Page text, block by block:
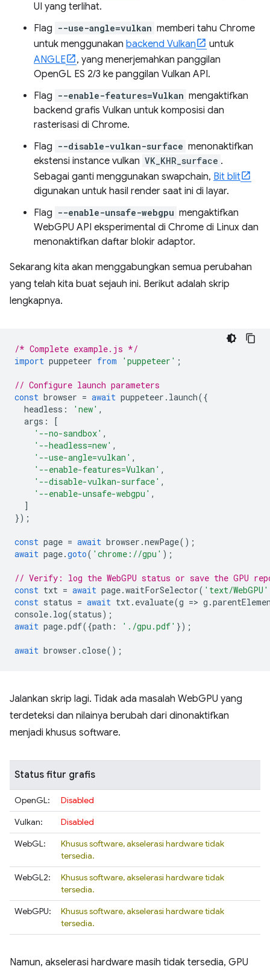
UI yang terlihat.
Flag --use-angle=vulkan memberi tahu Chrome
untuk menggunakan backend Vulkan
untuk
ANGLE
, yang menerjemahkan panggilan
OpenGL ES 2/3 ke panggilan Vulkan API.
Flag --enable-features=Vulkan mengaktifkan
backend grafis Vulkan untuk komposisi dan
rasterisasi di Chrome.
Flag --disable-vulkan-surface menonaktifkan
ekstensi instance vulkan VK_KHR_surface .
Sebagai ganti menggunakan swapchain, Bit blit
digunakan untuk hasil render saat ini di layar.
Flag --enable-unsafe-webgpu mengaktifkan
WebGPU API eksperimental di Chrome di Linux dan
menonaktifkan daftar blokir adaptor.
Sekarang kita akan menggabungkan semua perubahan
yang telah kita buat sejauh ini. Berikut adalah skrip
lengkapnya.
/* Complete example.js */
import puppeteer from 'puppeteer' ;
// Configure launch parameters
const browser = await puppeteer . launch({
headless : 'new' ,
args :
[
'--no-sandbox' ,
'--headless=new' ,
'--use-angle=vulkan' ,
'--enable-features=Vulkan' ,
'--disable-vulkan-surface' ,
'--enable-unsafe-webgpu' ,
]
});
const page = await browser .newPage();
await page.goto( 'chrome://gpu' );
// Verify: log the WebGPU status or save the GPU
const txt = await page.waitForSelector( 'text/WebGPU'
const status = await txt. evaluate(g => g .
console. log(status);
await page.pdf({path : './gpu.pdf' });
await browser .close();
Jalankan skrip lagi. Tidak ada masalah WebGPU yang
terdeteksi dan nilainya berubah dari dinonaktifkan
menjadi khusus software.
Status fitur grafis
OpenGL:
Disabled
Vulkan:
Disabled
WebGL:
Khusus software, akselerasi hardware tidak
tersedia.
WebGL2:
Khusus software, akselerasi hardware tidak
tersedia.
WebGPU:
Khusus software, akselerasi hardware tidak
tersedia.
Namun, akselerasi hardware masih tidak tersedia, GPU